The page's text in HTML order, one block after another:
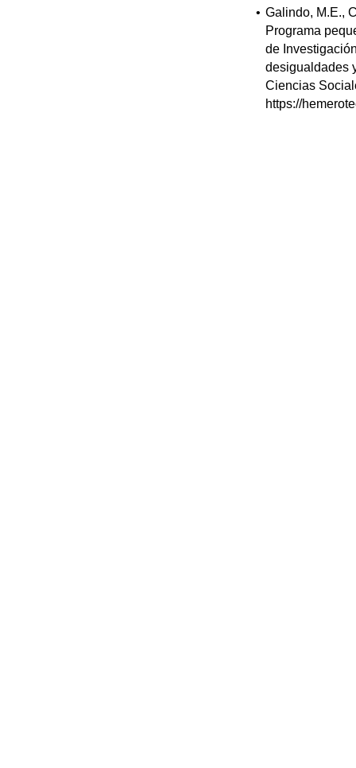
Galindo, M.E.,
Programa
de
desigualdades
Ciencias
https://